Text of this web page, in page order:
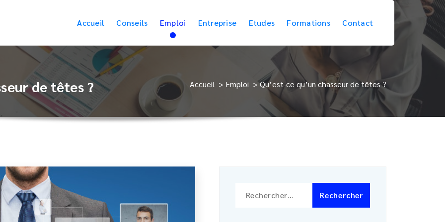
Accueil Conseils Emploi Entreprise Etudes Formations Contact
de têtes ? Accueil > Emploi >Qu’est-ce qu’un chasseur de têtes ?